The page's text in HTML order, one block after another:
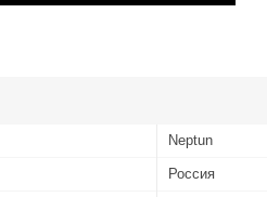
Neptun
Россия